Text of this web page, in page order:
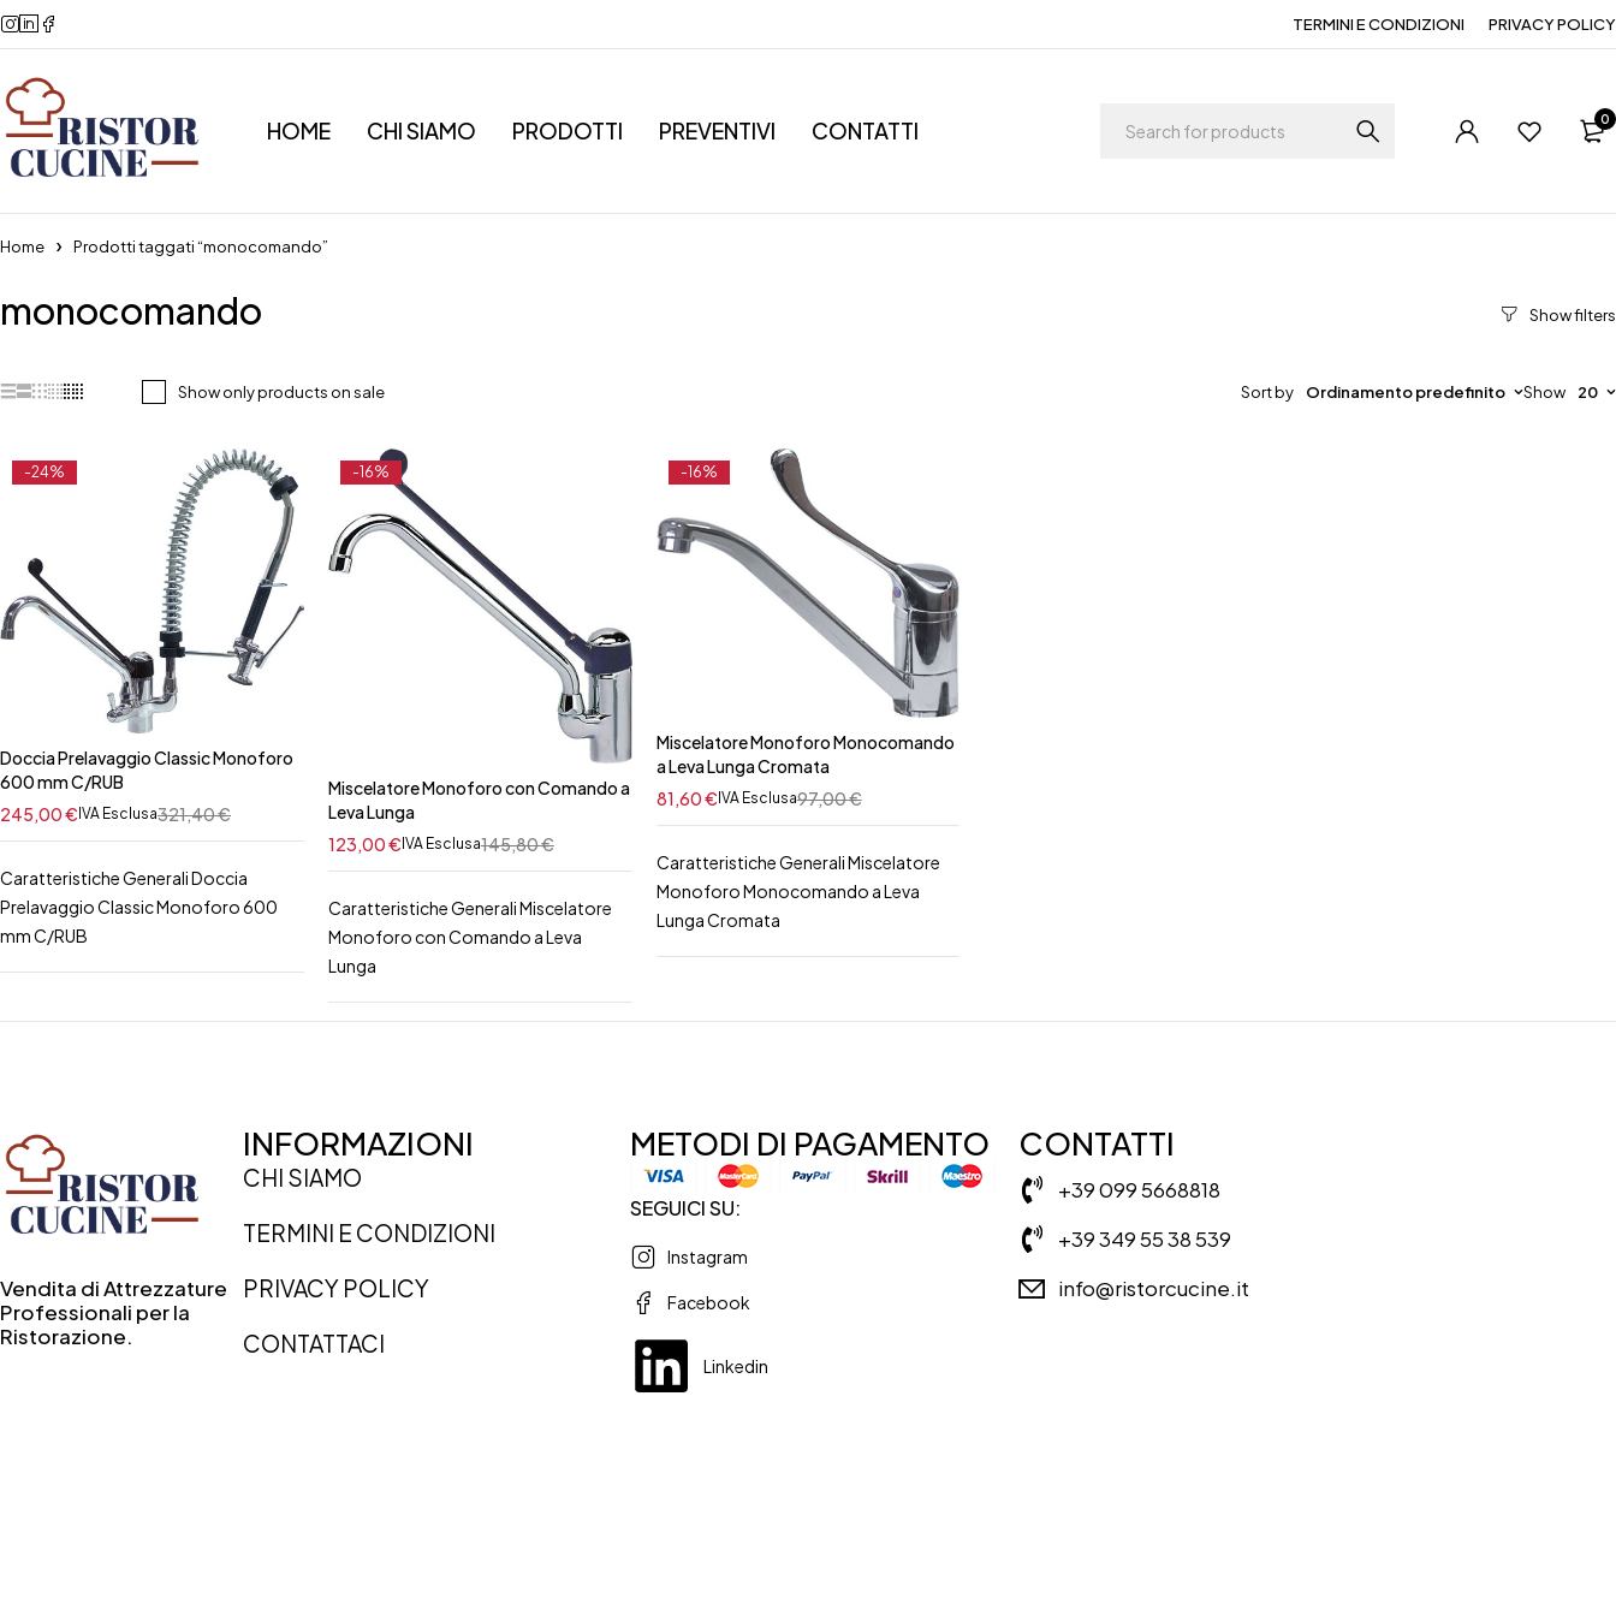
TERMINI E CONDIZIONI PRIVACY POLICY
HOME CHI SIAMO PRODOTTI PREVENTIVI CONTATTI 0
Home Prodotti taggati “monocomando”
monocomando
Show only products on sale Sort by Ordinamento predefinito Show 20
-24%
Doccia Prelavaggio Classic Monoforo
600 mm C/RUB
321,40€
245,00€IVA Esclusa
Caratteristiche Generali Doccia
Prelavaggio Classic Monoforo 600
mm C/RUB
-16%
Miscelatore Monoforo con Comando a
Leva Lunga
145,80€
123,00€IVA Esclusa
Caratteristiche Generali Miscelatore
Monoforo con Comando a Leva
Lunga
-16%
Miscelatore Monoforo Monocomando
a Leva Lunga Cromata
97,00€
81,60€ IVA Esclusa
Caratteristiche Generali Miscelatore
Monoforo Monocomando a Leva
Lunga Cromata
Vendita di Attrezzature
Professionali per la
Ristorazione.
INFORMAZIONI
CHI SIAMO
TERMINI E CONDIZIONI
PRIVACY POLICY
CONTATTACI
METODI DI PAGAMENTO
SEGUICI SU:
Instagram
Facebook
Linkedin
CONTATTI
+39 099 5668818
+39 349 55 38 539
info@ristorcucine.it